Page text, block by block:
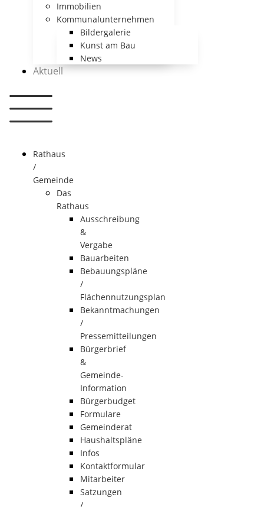
Immobilien
Kommunalunternehmen
Bildergalerie
Kunst am Bau
News
Aktuell
Rathaus
/
Gemeinde
Das
Rathaus
Ausschreibung
&
Vergabe
Bauarbeiten
Bebauungspläne
/
Flächennutzungsplan
Bekanntmachungen
/
Pressemitteilungen
Bürgerbrief
&
Gemeinde-
Information
Bürgerbudget
Formulare
Gemeinderat
Haushaltspläne
Infos
Kontaktformular
Mitarbeiter
Satzungen
/